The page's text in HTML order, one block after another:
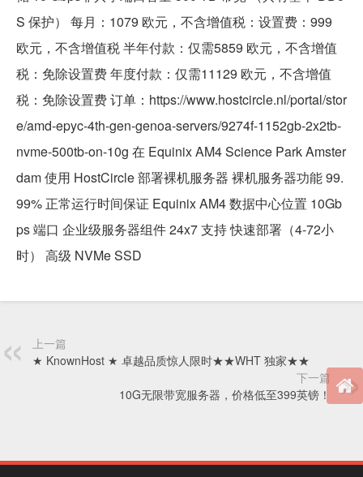
S 保护） 每月：1079 欧元，不含增值税：设置费：999
欧元，不含增值税 半年付款：仅需5859 欧元，不含增值
税：免除设置费 年度付款：仅需11129 欧元，不含增值
税：免除设置费 订单：https://www.hostcircle.nl/portal/stor
e/amd-epyc-4th-gen-genoa-servers/9274f-1152gb-2x2tb-
nvme-500tb-on-10g 在 Equinix AM4 Science Park Amster
dam 使用 HostCircle 部署裸机服务器 裸机服务器功能 99.
99% 正常运行时间保证 Equinix AM4 数据中心位置 10Gb
ps 端口 企业级服务器组件 24x7 支持 快速部署（4-72小
时） 高级 NVMe SSD
上一篇
★ KnownHost ★ 卓越品质惊人限时★★WHT 独家★★
下一篇
10G无限带宽服务器，价格低至399英镑！